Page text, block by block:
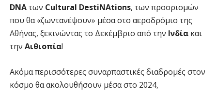
DNAτων Cultural DestiNAtions, των προορισμών
που θα «ζωντανέψουν» μέσα στο αεροδρόμιο της
Αθήνας, ξεκινώντας το Δεκέμβριο από την Ινδία και
την Αιθιοπία!
Ακόμα περισσότερες συναρπαστικές διαδρομές στον
κόσμο θα ακολουθήσουν μέσα στο 2024,